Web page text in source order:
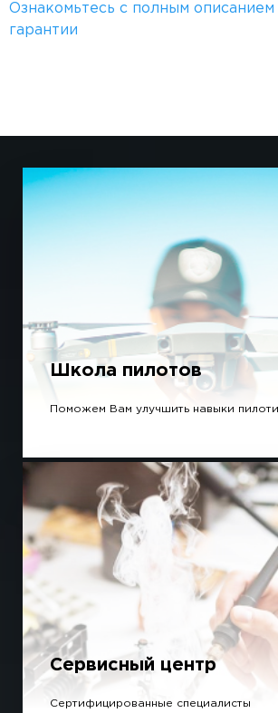
Ознакомьтесь с полным описанием
гарантии
Школа пилотов
Поможем Вам улучшить навыки
Сервисный центр
Сертифицированные специалисты